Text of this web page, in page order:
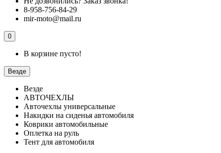
8-958-756-84-29
mir-moto@mail.ru
0
В корзине пусто!
Везде
Везде
АВТОЧЕХЛЫ
Авточехлы универсальные
Накидки на сиденья автомобиля
Коврики автомобильные
Оплетка на руль
Тент для автомобиля